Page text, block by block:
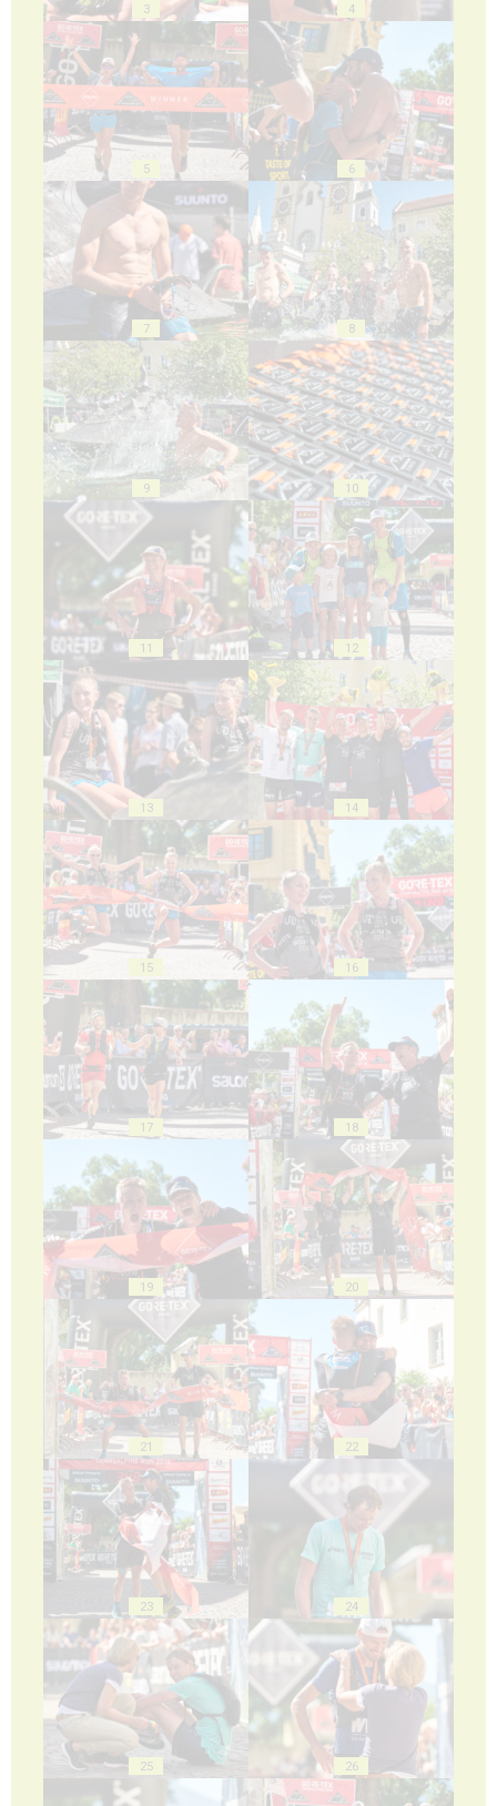
3 4
5 6
7 8
9 10
11 12
13 14
15 16
17 18
19 20
21 22
23 24
25 26